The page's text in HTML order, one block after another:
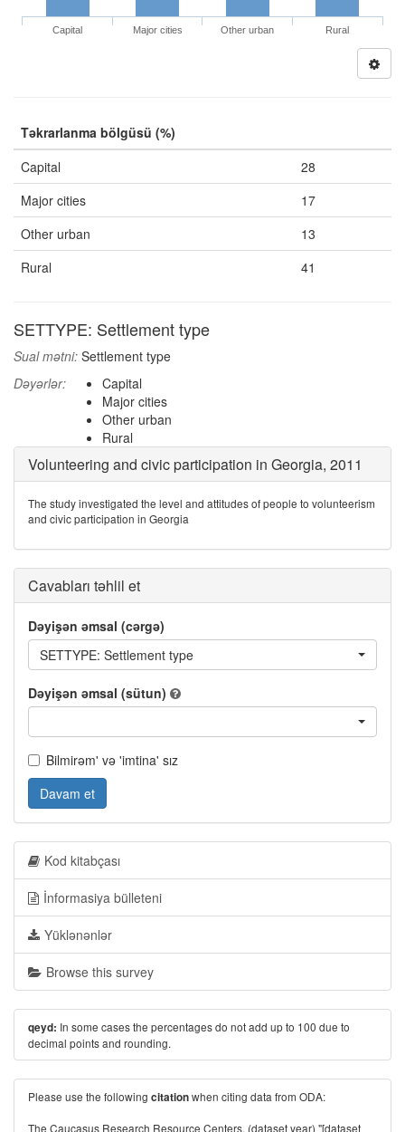
Capital Major cities Other urban Rural
Təkrarlanma bölgüsü (%)
Capital
28
Major cities
17
Other urban
13
Rural
41
SETTYPE: Settlement type
Sual mətni: Settlement type
Dəyərlər:
Capital
Major cities
Other urban
Rural
Volunteering and civic participation in Georgia, 2011
The study investigated the level and attitudes of people to volunteerism
and civic participation in Georgia
Cavabları təhlil et
Dəyişən əmsal (cərgə)
SETTYPE: Settlement type
Dəyişən əmsal (sütun)
Bilmirəm' və 'imtina' sız
Davam et
Kod kitabçası
İnformasiya bülleteni
Yüklənənlər
Browse this survey
qeyd: In some cases the percentages do not add up to 100 due to
decimal points and rounding.
Please use the following citationwhen citing data from ODA:
The Caucasus Research Resource Centers. (dataset year) "[dataset